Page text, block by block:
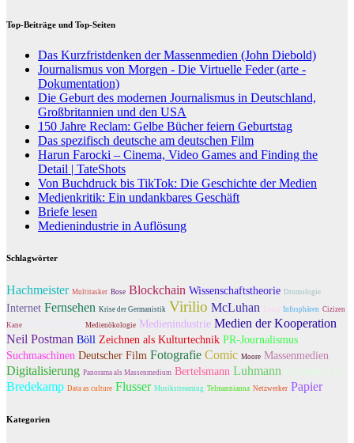
Top-Beiträge und Top-Seiten
Das Kurzfristdenken der Massenmedien (John Diebold)
Journalismus von Morgen - Die Virtuelle Feder (arte -
Dokumentation)
Die Geburt des modernen Journalismus in Deutschland,
Großbritannien und den USA
150 Jahre Reclam: Gelbe Bücher feiern Geburtstag
Das spezifisch deutsche am deutschen Film
Harun Farocki – Cinema, Video Games and Finding the
Detail | TateShots
Von Buchdruck bis TikTok: Die Geschichte der Medien
Medienkritik: Ein undankbares Geschäft
Briefe lesen
Medienindustrie in Auflösung
Schlagwörter
Hachmeister Multitasker Bose Blockchain Wissenschaftstheorie Dromologie
Internet Fernsehen Krise der Germanistik Virilio McLuhan Leica Infosphären Cizizen
Kane
Medienökologie Medienindustrie Medien der Kooperation
Neil Postman Böll Zeichnen als Kulturtechnik PR-Journalismus
Suchmaschinen Deutscher Film Fotografie Comic Moore Massenmedien
Digitalisierung Panorama als Massenmedium Bertelsmann Luhmann
Bredekamp Data as culture Flusser Musikstreaming Telmannianna Netzwerker Papier
Kategorien